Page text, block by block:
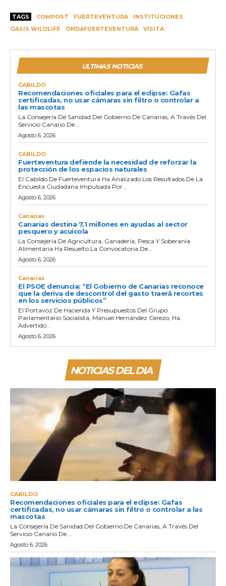
TAGS COMPOST FUERTEVENTURA
INSTITUCIONES
OASIS WILDLIFE
ONDAFUERTEVENTURA VISITA
ULTIMAS NOTICIAS
CABILDO
Recomendaciones oficiales para el eclipse: Gafas
certificadas, no usar cámaras sin filtro o controlar a
las mascotas
La Consejería De Sanidad Del Gobierno De Canarias, A Través Del
Servicio Canario De...
Agosto 6, 2026
CABILDO
Fuerteventura defiende la necesidad de reforzar la
protección de los espacios naturales
El Cabildo De Fuerteventura Ha Analizado Los Resultados De La
Encuesta Ciudadana Impulsada Por...
Agosto 6, 2026
Canarias
Canarias destina 7,1 millones en ayudas al sector
pesquero y acuícola
La Consejería De Agricultura, Ganadería, Pesca Y Soberanía
Alimentaria Ha Resuelto La Convocatoria De...
Agosto 6, 2026
Canarias
El PSOE denuncia: “El Gobierno de Canarias reconoce
que la deriva de descontrol del gasto traerá recortes
en los servicios públicos”
El Portavoz De Hacienda Y Presupuestos Del Grupo
Parlamentario Socialista, Manuel Hernández Cerezo, Ha
Advertido...
Agosto 6, 2026
NOTICIAS DEL DIA
CABILDO
Recomendaciones oficiales para el eclipse: Gafas
certificadas, no usar cámaras sin filtro o controlar a las
mascotas
La Consejería De Sanidad Del Gobierno De Canarias, A Través Del
Servicio Canario De...
Agosto 6, 2026